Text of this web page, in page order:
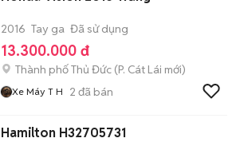
2016 Tay ga Đã sử dụng
13.300.000 đ
Thành phố Thủ Đức (P. Cát Lái mới)
Xe Máy T H 2 đã bán
Hamilton H32705731